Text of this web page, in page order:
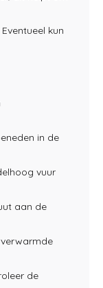
kun
in de
vuur
aan de
de